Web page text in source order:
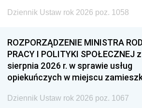
1999 1998
1993 1992
1990 1989
1987 1986
1984 1983
Dziennik Ustaw rok 2026 poz. 1058
ROZPORZĄDZENIE MINISTRA
PRACY I POLITYKI SPOŁECZNEJ
sierpnia 2026 r. w sprawie usług
opiekuńczych w miejscu
Dziennik Ustaw rok 2026 poz. 1067